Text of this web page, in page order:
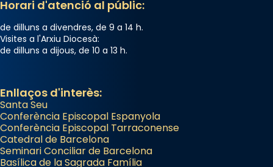
Horari d'atenció al públic:
de dilluns a divendres, de 9 a 14 h.
Visites a l'Arxiu Diocesà:
de dilluns a dijous, de 10 a 13 h.
Enllaços d'interès:
Santa Seu
Conferència Episcopal Espanyola
Conferència Episcopal Tarraconense
Catedral de Barcelona
Seminari Conciliar de Barcelona
Basílica de la Sagrada Família